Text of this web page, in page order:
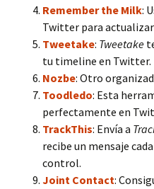
Remember the Milk:
Twitter para
Tweetake: Tweetake
tu timeline en Twitter.
Nozbe: Otro
Toodledo: Esta
perfectamente en
TrackThis: Envía a
recibe un mensaje
control.
Joint Contact: